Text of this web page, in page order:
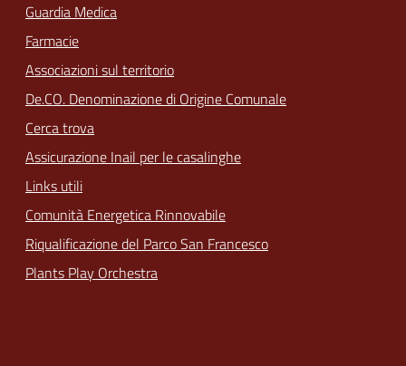
Guardia Medica
Farmacie
Associazioni sul territorio
De.CO. Denominazione di Origine Comunale
Cerca trova
Assicurazione Inail per le casalinghe
Links utili
Comunità Energetica Rinnovabile
Riqualificazione del Parco San Francesco
Plants Play Orchestra